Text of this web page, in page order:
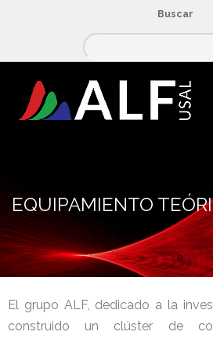
Buscar
EQUIPAMIENTO
El grupo ALF, dedicado a la
construido un clúster de